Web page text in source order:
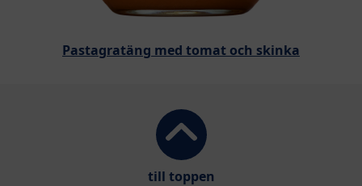
Pastagratäng med tomat och skinka
till toppen